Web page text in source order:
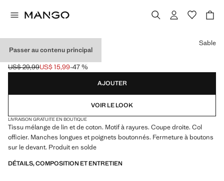
Passer au contenu principal
CHEMISE LIN RAYÉE
Prix initial barré [US$ 29,99 ]
US$ 29,99
Prix actuel [US$ 15,99 ]
US$ 15,99-47 %
Choisissez une couleur
Sable
AJOUTER
VOIR LE LOOK
LIVRAISON GRATUITE EN BOUTIQUE
Tissu mélange de lin et de coton. Motif à rayures. Coupe droite. Col
officier. Manches longues et poignets boutonnés. Fermeture à boutons
sur le devant. Produit en solde
DÉTAILS, COMPOSITION ET ENTRETIEN